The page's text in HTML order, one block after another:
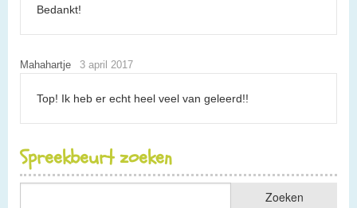
Bedankt!
Mahahartje 3 april 2017
Top! Ik heb er echt heel veel van geleerd!!
Spreekbeurt zoeken